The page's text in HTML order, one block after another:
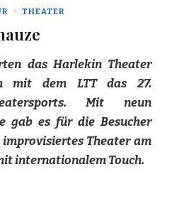
THEATER
das Harlekin Theater
mit dem LTT das 27.
Mit neun
gab es für die Besucher
Theater am
internationalem Touch.